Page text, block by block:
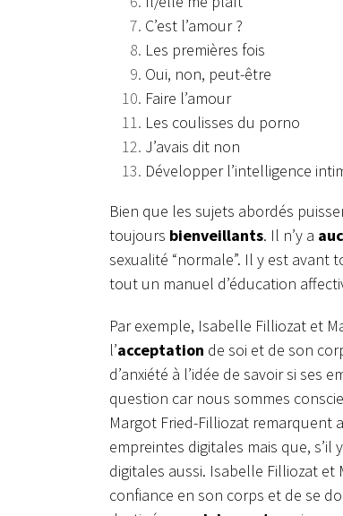
C’est l’amour ?
Les premières fois
Oui, non, peut-être
Faire l’amour
Les coulisses du porno
J’avais dit non
Développer l’intelligence
Bien que les sujets abordés
toujours bienveillants. Il n’y a
sexualité “normale”. Il y est avant
tout un manuel d’éducation
Par exemple, Isabelle Filliozat et
l’acceptation de soi et de son
d’anxiété à l’idée de savoir si ses
question car nous sommes
Margot Fried-Filliozat remarquent
empreintes digitales mais que,
digitales aussi. Isabelle Filliozat
confiance en son corps et de se